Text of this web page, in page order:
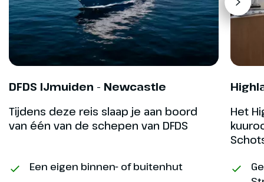
Dag 5
DFDS IJmuiden - Newcastle
Tijdens deze reis slaap je aan boord
van één van de schepen van DFDS
Een eigen binnen- of buitenhut
Het